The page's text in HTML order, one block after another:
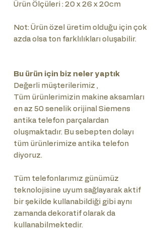
Ürün Ölçüleri : 20 x 26 x 20cm
Not: Ürün özel üretim olduğu için çok
azda olsa ton farklılıkları oluşabilir.
Bu ürün için biz neler yaptık
Değerli müşterilerimiz ,
Tüm ürünlerimizin makine aksamları
en az 50 senelik orijinal Siemens
antika telefon parçalardan
oluşmaktadır. Bu sebepten dolayı
tüm ürünlerimize antika telefon
diyoruz.
Tüm telefonlarımız günümüz
teknolojisine uyum sağlayarak aktif
bir şekilde kullanabildiği gibi aynı
zamanda dekoratif olarak da
kullanabilmektedir.